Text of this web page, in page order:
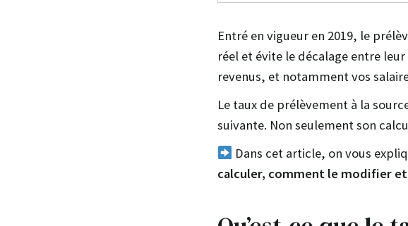
Entré en vigueur en 2019, le
réel et évite le décalage entre
revenus, et notamment vos
Le taux de prélèvement à la
suivante. Non seulement son
Dans cet article, on vous
calculer, comment le modifier